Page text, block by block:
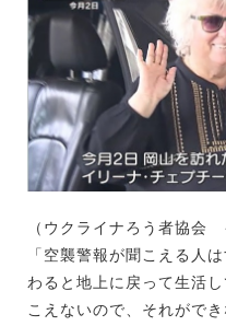
（ウクライナろう者協会
「空襲警報が聞こえる人
わると地上に戻って生活
こえないので、それができ